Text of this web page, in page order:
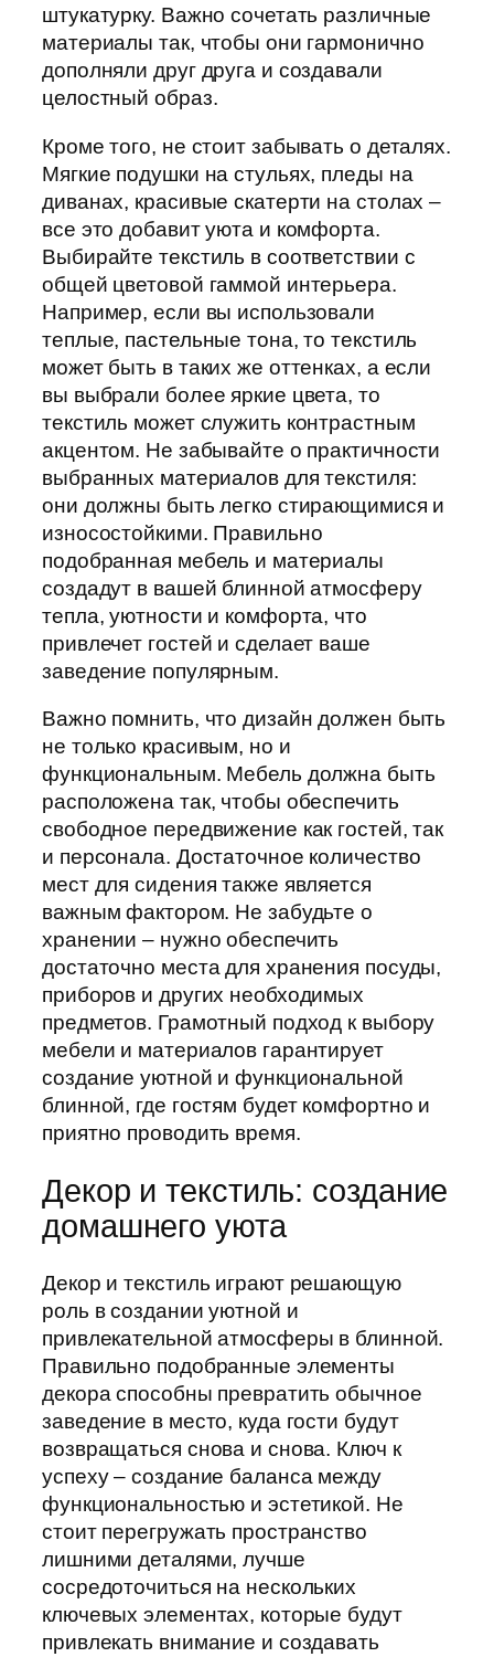
штукатурку. Важно сочетать различные
материалы так, чтобы они гармонично
дополняли друг друга и создавали
целостный образ.
Кроме того, не стоит забывать о деталях.
Мягкие подушки на стульях, пледы на
диванах, красивые скатерти на столах –
все это добавит уюта и комфорта.
Выбирайте текстиль в соответствии с
общей цветовой гаммой интерьера.
Например, если вы использовали
теплые, пастельные тона, то текстиль
может быть в таких же оттенках, а если
вы выбрали более яркие цвета, то
текстиль может служить контрастным
акцентом. Не забывайте о практичности
выбранных материалов для текстиля:
они должны быть легко стирающимися и
износостойкими. Правильно
подобранная мебель и материалы
создадут в вашей блинной атмосферу
тепла, уютности и комфорта, что
привлечет гостей и сделает ваше
заведение популярным.
Важно помнить, что дизайн должен быть
не только красивым, но и
функциональным. Мебель должна быть
расположена так, чтобы обеспечить
свободное передвижение как гостей, так
и персонала. Достаточное количество
мест для сидения также является
важным фактором. Не забудьте о
хранении – нужно обеспечить
достаточно места для хранения посуды,
приборов и других необходимых
предметов. Грамотный подход к выбору
мебели и материалов гарантирует
создание уютной и функциональной
блинной, где гостям будет комфортно и
приятно проводить время.
Декор и текстиль: создание
домашнего уюта
Декор и текстиль играют решающую
роль в создании уютной и
привлекательной атмосферы в блинной.
Правильно подобранные элементы
декора способны превратить обычное
заведение в место, куда гости будут
возвращаться снова и снова. Ключ к
успеху – создание баланса между
функциональностью и эстетикой. Не
стоит перегружать пространство
лишними деталями, лучше
сосредоточиться на нескольких
ключевых элементах, которые будут
привлекать внимание и создавать